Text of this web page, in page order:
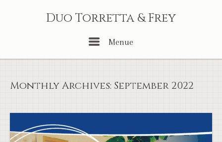
Duo Torretta & Frey
Menue
Monthly Archives: September 2022